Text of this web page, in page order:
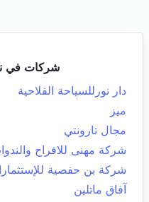
شركات في
دار نورللسياحة الفلاحية
ميز
مجال تارونتي
شركة مهنى للافراح
شركة بن حفصية
آفاق ماتلين